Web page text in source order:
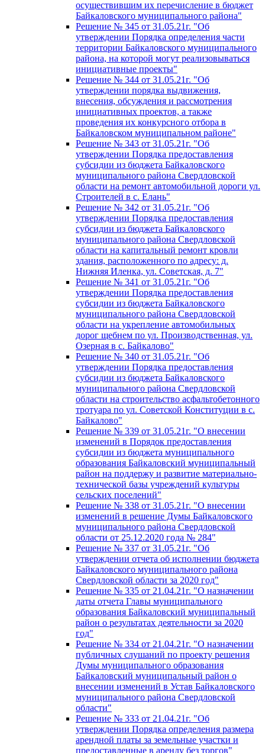
осуществившим их перечисление в бюджет
Байкаловского муниципального района"
Решение № 345 от 31.05.21г. "Об
утверждении Порядка определения части
территории Байкаловского муниципального
района, на которой могут реализовываться
инициативные проекты"
Решение № 344 от 31.05.21г. "Об
утверждении порядка выдвижения,
внесения, обсуждения и рассмотрения
инициативных проектов, а также
проведения их конкурсного отбора в
Байкаловском муниципальном районе"
Решение № 343 от 31.05.21г. "Об
утверждении Порядка предоставления
субсидии из бюджета Байкаловского
муниципального района Свердловской
области на ремонт автомобильной дороги ул.
Строителей в с. Елань"
Решение № 342 от 31.05.21г. "Об
утверждении Порядка предоставления
субсидии из бюджета Байкаловского
муниципального района Свердловской
области на капитальный ремонт кровли
здания, расположенного по адресу: д.
Нижняя Иленка, ул. Советская, д. 7"
Решение № 341 от 31.05.21г. "Об
утверждении Порядка предоставления
субсидии из бюджета Байкаловского
муниципального района Свердловской
области на укрепление автомобильных
дорог щебнем по ул. Производственная, ул.
Озерная в с. Байкалово"
Решение № 340 от 31.05.21г. "Об
утверждении Порядка предоставления
субсидии из бюджета Байкаловского
муниципального района Свердловской
области на строительство асфальтобетонного
тротуара по ул. Советской Конституции в с.
Байкалово"
Решение № 339 от 31.05.21г. "О внесении
изменений в Порядок предоставления
субсидии из бюджета муниципального
образования Байкаловский муниципальный
район на поддержу и развитие материально-
технической базы учреждений культуры
сельских поселений"
Решение № 338 от 31.05.21г. "О внесении
изменений в решение Думы Байкаловского
муниципального района Свердловской
области от 25.12.2020 года № 284"
Решение № 337 от 31.05.21г. "Об
утверждении отчета об исполнении бюджета
Байкаловского муниципального района
Свердловской области за 2020 год"
Решение № 335 от 21.04.21г. "О назначении
даты отчета Главы муниципального
образования Байкаловский муниципальный
район о результатах деятельности за 2020
год"
Решение № 334 от 21.04.21г. "О назначении
публичных слушаний по проекту решения
Думы муниципального образования
Байкаловский муниципальный район о
внесении изменений в Устав Байкаловского
муниципального района Свердловской
области"
Решение № 333 от 21.04.21г. "Об
утверждении Порядка определения размера
арендной платы за земельные участки и
предоставленные в аренду без торгов"